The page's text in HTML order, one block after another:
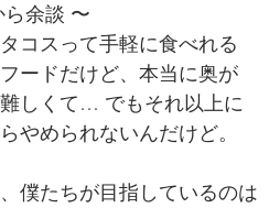
余談 〜
コスって手軽に食べれる
ードだけど、本当に奥が
しくて… でもそれ以上に
やめられないんだけど。
僕たちが目指しているのは